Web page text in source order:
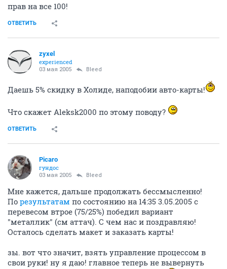
прав на все 100!
ОТВЕТИТЬ
zyxel
experienced
03 мая 2005 Bleed
Даешь 5% скидку в Холиде, наподобии авто-карты!
Что скажет Aleksk2000 по этому поводу?
ОТВЕТИТЬ
Picaro
гундос
03 мая 2005 Bleed
Мне кажется, дальше продолжать бессмысленно!
По результатам по состоянию на 14:35 3.05.2005 с
перевесом втрое (75/25%) победил вариант
"металлик" (см аттач). С чем нас и поздравляю!
Осталось сделать макет и заказать карты!
зы. вот что значит, взять управление процессом в
свои руки! ну я даю! главное теперь не вывернуть